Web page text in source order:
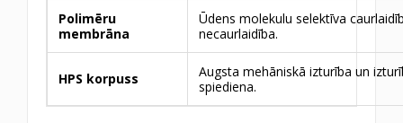
Polimēru
membrāna
Ūdens molekulu selektīva
necaurlaidība.
HPS korpuss
Augsta mehāniskā izturība un
spiediena.